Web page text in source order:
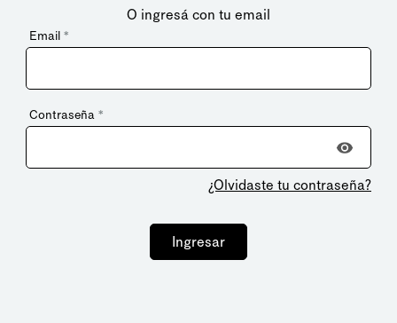
O ingresá con tu email
Email *
Contraseña *
¿Olvidaste tu contraseña?
Ingresar